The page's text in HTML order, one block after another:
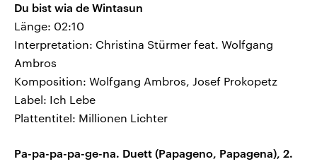
Du bist wia de Wintasun
Länge: 02:10
Interpretation: Christina Stürmer feat. Wolfgang
Ambros
Komposition: Wolfgang Ambros, Josef Prokopetz
Label: Ich Lebe
Plattentitel: Millionen Lichter
Pa-pa-pa-pa-ge-na. Duett (Papageno, Papagena), 2.